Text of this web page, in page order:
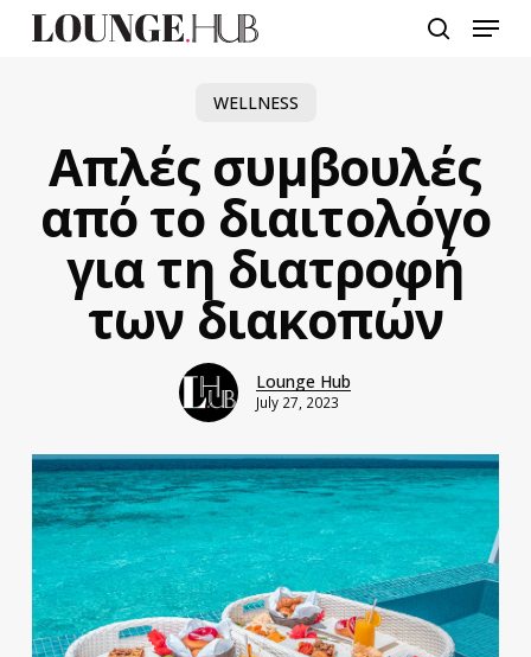
Menu
WELLNESS
Απλές συμβουλές
από το διαιτολόγο
για τη διατροφή
των διακοπών
Lounge Hub
July 27, 2023